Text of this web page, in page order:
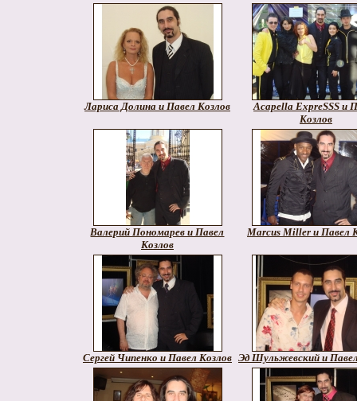
Лариса Долина и Павел Козлов
Acapella ExpreSSS и
Козлов
Валерий Пономарев и Павел
Козлов
Marcus Miller и Павел
Сергей Чипенко и Павел Козлов Эд Шульжевский и